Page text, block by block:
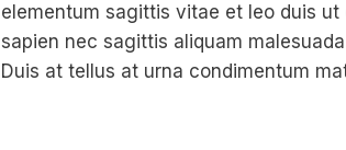
elementum sagittis vitae et leo duis
sapien nec sagittis aliquam
Duis at tellus at urna condimentum